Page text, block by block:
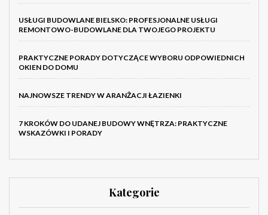
USŁUGI BUDOWLANE BIELSKO: PROFESJONALNE USŁUGI
REMONTOWO-BUDOWLANE DLA TWOJEGO PROJEKTU
PRAKTYCZNE PORADY DOTYCZĄCE WYBORU ODPOWIEDNICH
OKIEN DO DOMU
NAJNOWSZE TRENDY W ARANŻACJI ŁAZIENKI
7 KROKÓW DO UDANEJ BUDOWY WNĘTRZA: PRAKTYCZNE
WSKAZÓWKI I PORADY
Kategorie